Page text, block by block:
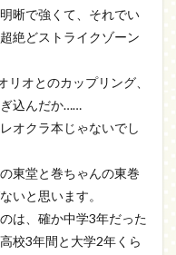
晰で強くて、それでい
絶どストライクゾーン
オとのカップリング、
込んだか……
オクラ本じゃないでし
東堂と巻ちゃんの東巻
いと思います。
は、確か中学3年だった
校3年間と大学2年くら